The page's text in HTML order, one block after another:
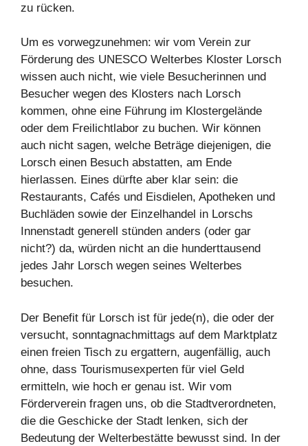
zu rücken.
Um es vorwegzunehmen: wir vom Verein zur
Förderung des UNESCO Welterbes Kloster Lorsch
wissen auch nicht, wie viele Besucherinnen und
Besucher wegen des Klosters nach Lorsch
kommen, ohne eine Führung im Klostergelände
oder dem Freilichtlabor zu buchen. Wir können
auch nicht sagen, welche Beträge diejenigen, die
Lorsch einen Besuch abstatten, am Ende
hierlassen. Eines dürfte aber klar sein: die
Restaurants, Cafés und Eisdielen, Apotheken und
Buchläden sowie der Einzelhandel in Lorschs
Innenstadt generell stünden anders (oder gar
nicht?) da, würden nicht an die hunderttausend
jedes Jahr Lorsch wegen seines Welterbes
besuchen.
Der Benefit für Lorsch ist für jede(n), die oder der
versucht, sonntagnachmittags auf dem Marktplatz
einen freien Tisch zu ergattern, augenfällig, auch
ohne, dass Tourismusexperten für viel Geld
ermitteln, wie hoch er genau ist. Wir vom
Förderverein fragen uns, ob die Stadtverordneten,
die die Geschicke der Stadt lenken, sich der
Bedeutung der Welterbestätte bewusst sind. In der